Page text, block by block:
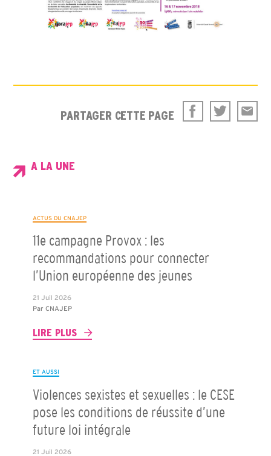
PARTAGER CETTE PAGE
A LA UNE
ACTUS DU CNAJEP
11e campagne Provox : les
recommandations pour connecter
l’Union européenne des jeunes
21 Juil 2026
Par CNAJEP
LIRE PLUS
ET AUSSI
Violences sexistes et sexuelles : le CESE
pose les conditions de réussite d’une
future loi intégrale
21 Juil 2026